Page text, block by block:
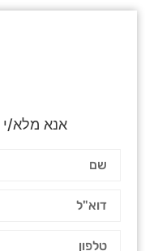
אנא מלא/י